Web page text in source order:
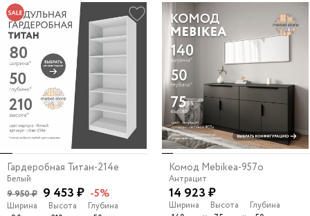
Гардеробная Титан-214e
Белый
9 950 ₽ 9 453 ₽ -5%
Ширина
Высота
Глубина
Комод Mebikea-957o
Антрацит
14 923 ₽
Ширина
Высота
Глубина